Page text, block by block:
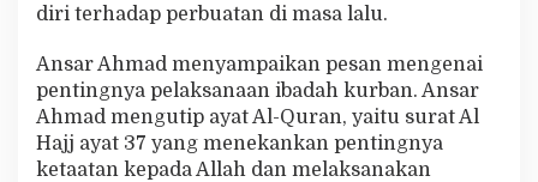
diri terhadap perbuatan di masa lalu.
Ansar Ahmad menyampaikan pesan mengenai
pentingnya pelaksanaan ibadah kurban. Ansar
Ahmad mengutip ayat Al-Quran, yaitu surat Al
Hajj ayat 37 yang menekankan pentingnya
ketaatan kepada Allah dan melaksanakan